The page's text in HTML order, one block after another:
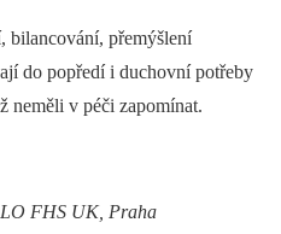
bilancování, přemýšlení
do popředí i duchovní potřeby
neměli v péči zapomínat.
FHS UK, Praha